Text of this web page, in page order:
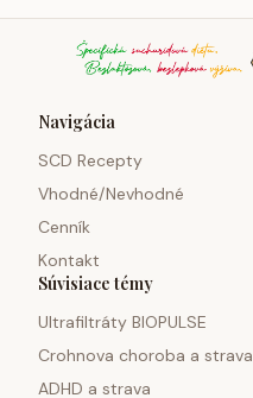
Navigácia
SCD Recepty
Vhodné/Nevhodné
Cenník
Kontakt
Súvisiace témy
Ultrafiltráty BIOPULSE
Crohnova choroba a strava
ADHD a strava